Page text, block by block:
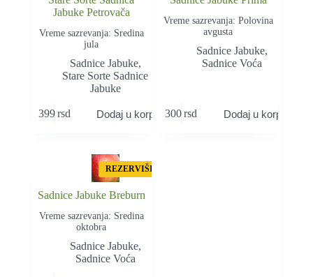
Jabuke Petrovača
Vreme sazrevanja: Sredina
jula
Sadnice Jabuke,
Stare Sorte Sadnice
Jabuke
399rsd Dodaj u korpu
Vreme sazrevanja: Polovina
avgusta
Sadnice Jabuke,
Sadnice Voća
300 rsd Dodaj u korpu
REZERVIŠI
Sadnice Jabuke Breburn
Vreme sazrevanja: Sredina
oktobra
Sadnice Jabuke,
Sadnice Voća